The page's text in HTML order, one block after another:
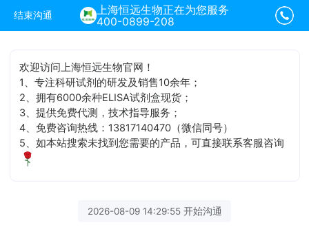
结束沟通
上海恒远生物正在为您服务
400-0899-208
欢迎访问上海恒远生物官网！
1、专注科研试剂的研发及销售10余年；
2、拥有6000余种ELISA试剂盒现货；
3、提供免费代测，技术指导服务；
4、免费咨询热线：13817140470（微信同号）
5、如本站搜索未找到您需要的产品，可直接联系客服咨询
2026-08-09 14:29:55 开始沟通